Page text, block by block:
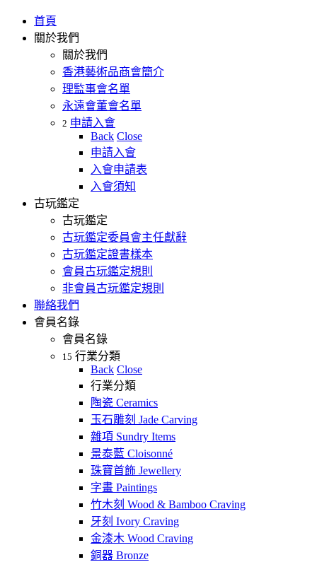
首頁
關於我們
關於我們
香港藝術品商會簡介
理監事會名單
永遠會董會名單
2 申請入會
Back Close
申請入會
入會申請表
入會須知
古玩鑑定
古玩鑑定
古玩鑑定委員會主任獻辭
古玩鑑定證書樣本
會員古玩鑑定規則
非會員古玩鑑定規則
聯絡我們
會員名錄
會員名錄
15 行業分類
Back Close
行業分類
陶瓷 Ceramics
玉石雕刻 Jade Carving
雜項 Sundry Items
景泰藍 Cloisonné
珠寶首飾 Jewellery
字畫 Paintings
竹木刻 Wood & Bamboo Craving
牙刻 Ivory Craving
金漆木 Wood Craving
銅器 Bronze